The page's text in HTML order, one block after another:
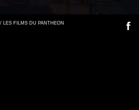
FILMS DU PANTHEON